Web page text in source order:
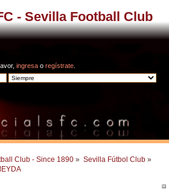
- Sevilla Football Club
ingresa o regístrate
Club - Since 1890 » Sevilla Fútbol Club »